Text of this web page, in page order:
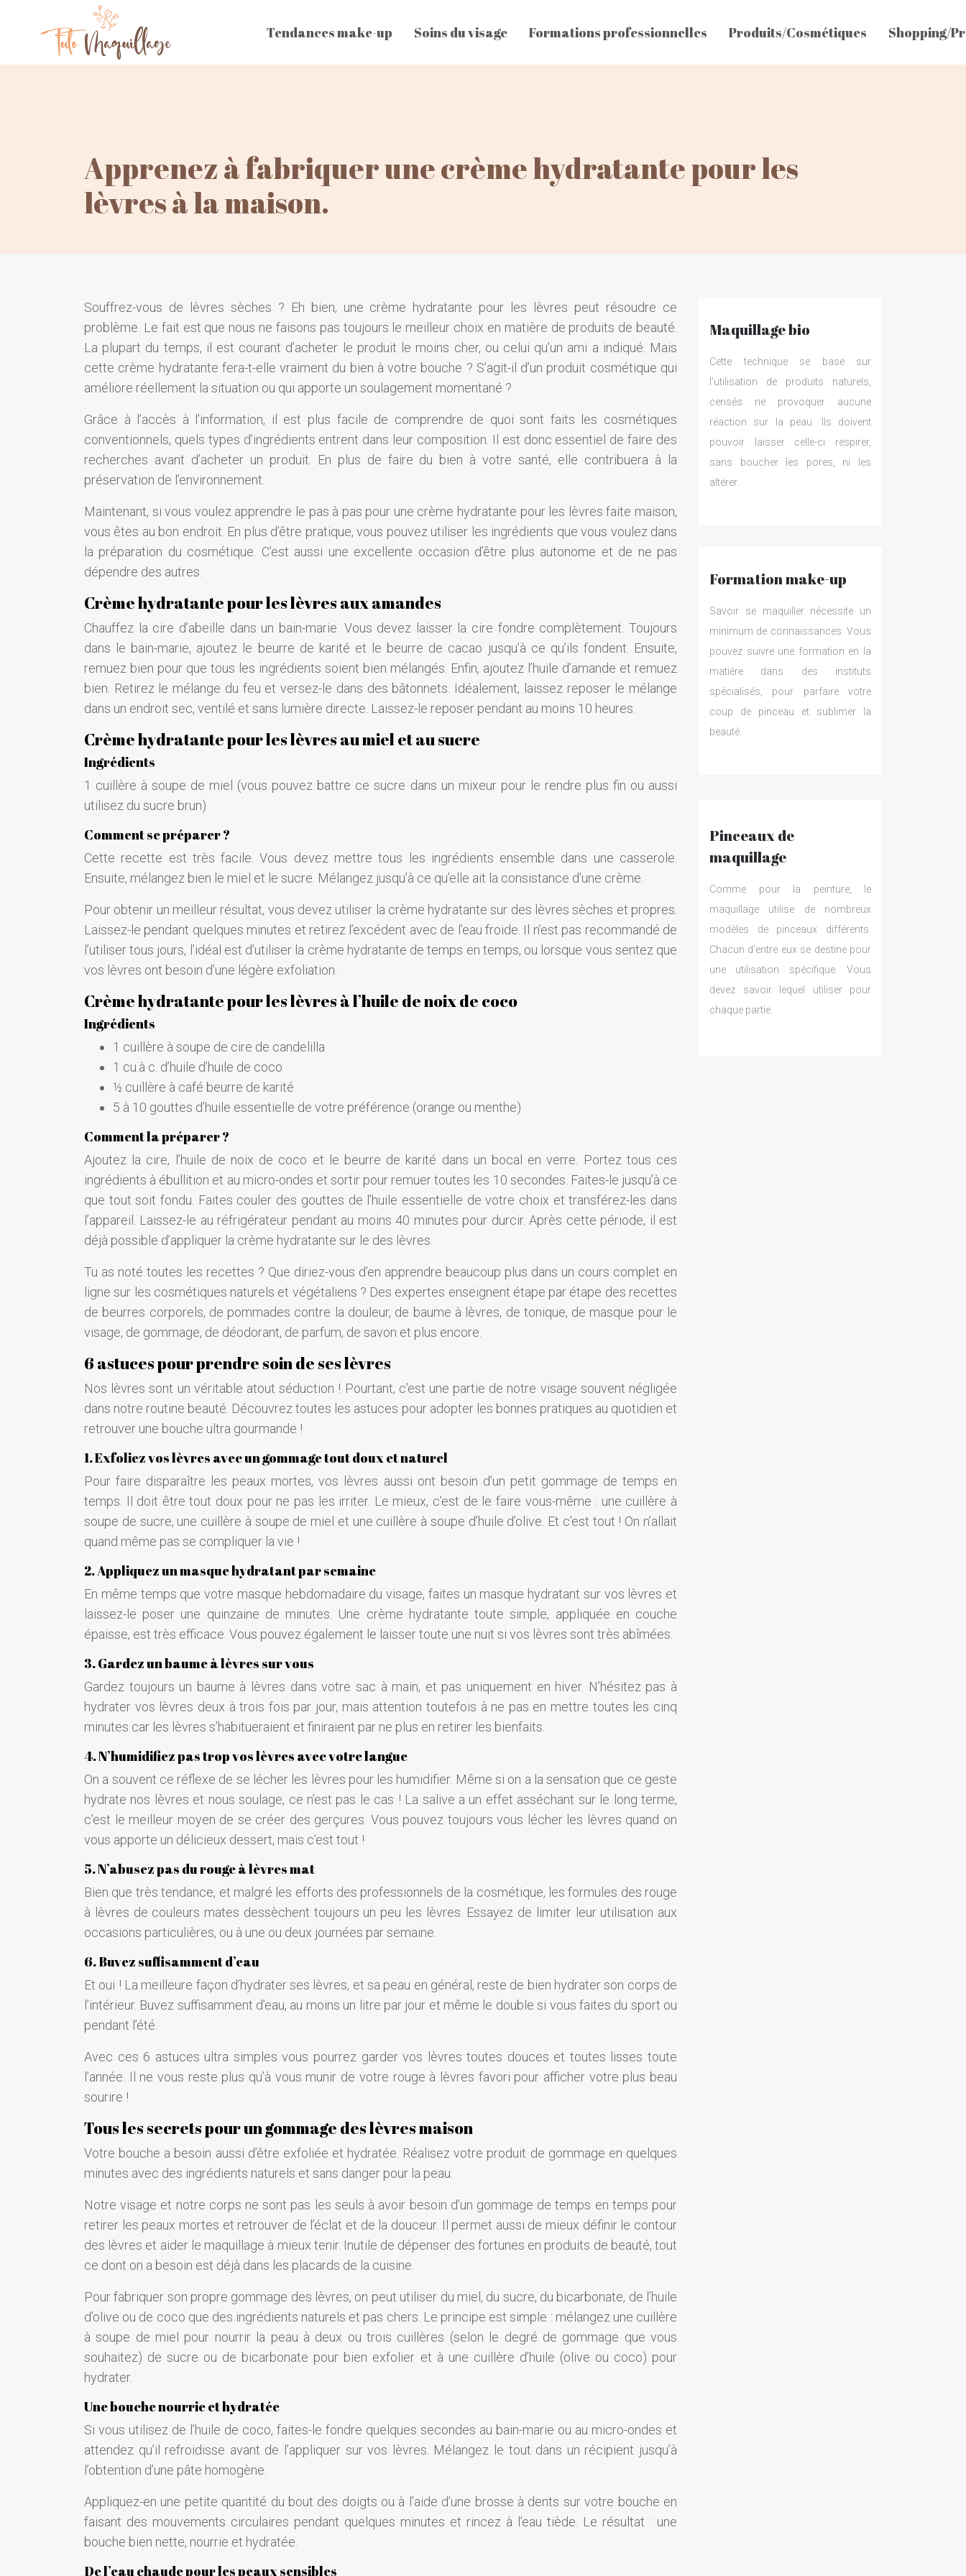
Tendances make-up Soins du visage Formations professionnelles Produits/Cosmétiques Shopping/
Apprenez à fabriquer une crème hydratante pour les
lèvres à la maison.
Souffrez-vous de lèvres sèches ? Eh bien, une crème hydratante pour les lèvres peut résoudre ce
problème. Le fait est que nous ne faisons pas toujours le meilleur choix en matière de produits de beauté.
La plupart du temps, il est courant d’acheter le produit le moins cher, ou celui qu’un ami a indiqué. Mais
cette crème hydratante fera-t-elle vraiment du bien à votre bouche ? S’agit-il d’un produit cosmétique qui
améliore réellement la situation ou qui apporte un soulagement momentané ?
Grâce à l’accès à l’information, il est plus facile de comprendre de quoi sont faits les cosmétiques
conventionnels, quels types d’ingrédients entrent dans leur composition. Il est donc essentiel de faire des
recherches avant d’acheter un produit. En plus de faire du bien à votre santé, elle contribuera à la
préservation de l’environnement.
Maintenant, si vous voulez apprendre le pas à pas pour une crème hydratante pour les lèvres faite maison,
vous êtes au bon endroit. En plus d’être pratique, vous pouvez utiliser les ingrédients que vous voulez dans
la préparation du cosmétique. C’est aussi une excellente occasion d’être plus autonome et de ne pas
dépendre des autres.
Crème hydratante pour les lèvres aux amandes
Chauffez la cire d’abeille dans un bain-marie. Vous devez laisser la cire fondre complètement. Toujours
dans le bain-marie, ajoutez le beurre de karité et le beurre de cacao jusqu’à ce qu’ils fondent. Ensuite,
remuez bien pour que tous les ingrédients soient bien mélangés. Enfin, ajoutez l’huile d’amande et remuez
bien. Retirez le mélange du feu et versez-le dans des bâtonnets. Idéalement, laissez reposer le mélange
dans un endroit sec, ventilé et sans lumière directe. Laissez-le reposer pendant au moins 10 heures.
Crème hydratante pour les lèvres au miel et au sucre
Ingrédients
1 cuillère à soupe de miel (vous pouvez battre ce sucre dans un mixeur pour le rendre plus fin ou aussi
utilisez du sucre brun)
Comment se préparer ?
Cette recette est très facile. Vous devez mettre tous les ingrédients ensemble dans une casserole.
Ensuite, mélangez bien le miel et le sucre. Mélangez jusqu’à ce qu’elle ait la consistance d’une crème.
Pour obtenir un meilleur résultat, vous devez utiliser la crème hydratante sur des lèvres sèches et propres.
Laissez-le pendant quelques minutes et retirez l’excédent avec de l’eau froide. Il n’est pas recommandé de
l’utiliser tous jours, l’idéal est d’utiliser la crème hydratante de temps en temps, ou lorsque vous sentez que
vos lèvres ont besoin d’une légère exfoliation.
Crème hydratante pour les lèvres à l’huile de noix de coco
Ingrédients
1 cuillère à soupe de cire de candelilla
1 cu.à c. d’huile d’huile de coco
½ cuillère à café beurre de karité
5 à 10 gouttes d’huile essentielle de votre préférence (orange ou menthe)
Comment la préparer ?
Ajoutez la cire, l’huile de noix de coco et le beurre de karité dans un bocal en verre. Portez tous ces
ingrédients à ébullition et au micro-ondes et sortir pour remuer toutes les 10 secondes. Faites-le jusqu’à ce
que tout soit fondu. Faites couler des gouttes de l’huile essentielle de votre choix et transférez-les dans
l’appareil. Laissez-le au réfrigérateur pendant au moins 40 minutes pour durcir. Après cette période, il est
déjà possible d’appliquer la crème hydratante sur le des lèvres.
Tu as noté toutes les recettes ? Que diriez-vous d’en apprendre beaucoup plus dans un cours complet en
ligne sur les cosmétiques naturels et végétaliens ? Des expertes enseignent étape par étape des recettes
de beurres corporels, de pommades contre la douleur, de baume à lèvres, de tonique, de masque pour le
visage, de gommage, de déodorant, de parfum, de savon et plus encore.
6 astuces pour prendre soin de ses lèvres
Nos lèvres sont un véritable atout séduction ! Pourtant, c’est une partie de notre visage souvent négligée
dans notre routine beauté. Découvrez toutes les astuces pour adopter les bonnes pratiques au quotidien et
retrouver une bouche ultra gourmande !
1. Exfoliez vos lèvres avec un gommage tout doux et naturel
Pour faire disparaître les peaux mortes, vos lèvres aussi ont besoin d’un petit gommage de temps en
temps. Il doit être tout doux pour ne pas les irriter. Le mieux, c’est de le faire vous-même : une cuillère à
soupe de sucre, une cuillère à soupe de miel et une cuillère à soupe d’huile d’olive. Et c’est tout ! On n’allait
quand même pas se compliquer la vie !
2. Appliquez un masque hydratant par semaine
En même temps que votre masque hebdomadaire du visage, faites un masque hydratant sur vos lèvres et
laissez-le poser une quinzaine de minutes. Une crème hydratante toute simple, appliquée en couche
épaisse, est très efficace. Vous pouvez également le laisser toute une nuit si vos lèvres sont très abîmées.
3. Gardez un baume à lèvres sur vous
Gardez toujours un baume à lèvres dans votre sac à main, et pas uniquement en hiver. N’hésitez pas à
hydrater vos lèvres deux à trois fois par jour, mais attention toutefois à ne pas en mettre toutes les cinq
minutes car les lèvres s’habitueraient et finiraient par ne plus en retirer les bienfaits.
4. N’humidifiez pas trop vos lèvres avec votre langue
On a souvent ce réflexe de se lécher les lèvres pour les humidifier. Même si on a la sensation que ce geste
hydrate nos lèvres et nous soulage, ce n’est pas le cas ! La salive a un effet asséchant sur le long terme,
c’est le meilleur moyen de se créer des gerçures. Vous pouvez toujours vous lécher les lèvres quand on
vous apporte un délicieux dessert, mais c’est tout !
5. N’abusez pas du rouge à lèvres mat
Bien que très tendance, et malgré les efforts des professionnels de la cosmétique, les formules des rouge
à lèvres de couleurs mates dessèchent toujours un peu les lèvres. Essayez de limiter leur utilisation aux
occasions particulières, ou à une ou deux journées par semaine.
6. Buvez suffisamment d’eau
Et oui ! La meilleure façon d’hydrater ses lèvres, et sa peau en général, reste de bien hydrater son corps de
l’intérieur. Buvez suffisamment d’eau, au moins un litre par jour et même le double si vous faites du sport ou
pendant l’été.
Avec ces 6 astuces ultra simples vous pourrez garder vos lèvres toutes douces et toutes lisses toute
l’année. Il ne vous reste plus qu’à vous munir de votre rouge à lèvres favori pour afficher votre plus beau
sourire !
Tous les secrets pour un gommage des lèvres maison
Votre bouche a besoin aussi d’être exfoliée et hydratée. Réalisez votre produit de gommage en quelques
minutes avec des ingrédients naturels et sans danger pour la peau.
Notre visage et notre corps ne sont pas les seuls à avoir besoin d’un gommage de temps en temps pour
retirer les peaux mortes et retrouver de l’éclat et de la douceur. Il permet aussi de mieux définir le contour
des lèvres et aider le maquillage à mieux tenir. Inutile de dépenser des fortunes en produits de beauté, tout
ce dont on a besoin est déjà dans les placards de la cuisine.
Pour fabriquer son propre gommage des lèvres, on peut utiliser du miel, du sucre, du bicarbonate, de l’huile
d’olive ou de coco que des ingrédients naturels et pas chers. Le principe est simple : mélangez une cuillère
à soupe de miel pour nourrir la peau à deux ou trois cuillères (selon le degré de gommage que vous
souhaitez) de sucre ou de bicarbonate pour bien exfolier et à une cuillère d’huile (olive ou coco) pour
hydrater.
Une bouche nourrie et hydratée
Si vous utilisez de l’huile de coco, faites-le fondre quelques secondes au bain-marie ou au micro-ondes et
attendez qu’il refroidisse avant de l’appliquer sur vos lèvres. Mélangez le tout dans un récipient jusqu’à
l’obtention d’une pâte homogène.
Appliquez-en une petite quantité du bout des doigts ou à l’aide d’une brosse à dents sur votre bouche en
faisant des mouvements circulaires pendant quelques minutes et rincez à l’eau tiède. Le résultat : une
bouche bien nette, nourrie et hydratée.
De l’eau chaude pour les peaux sensibles
Maquillage bio
Cette technique se base sur
l’utilisation de produits naturels,
censés ne provoquer aucune
réaction sur la peau. Ils doivent
pouvoir laisser celle-ci respirer,
sans boucher les pores, ni les
altérer.
Formation make-up
Savoir se maquiller nécessite un
minimum de connaissances. Vous
pouvez suivre une formation en la
matière dans des instituts
spécialisés, pour parfaire votre
coup de pinceau et sublimer la
beauté.
Pinceaux de
maquillage
Comme pour la peinture, le
maquillage utilise de nombreux
modèles de pinceaux différents.
Chacun d’entre eux se destine pour
une utilisation spécifique. Vous
devez savoir lequel utiliser pour
chaque partie.